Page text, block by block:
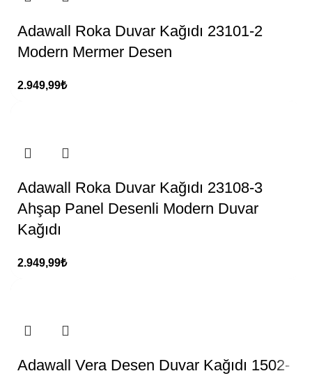
Adawall Roka Duvar Kağıdı 23101-2
Modern Mermer Desen
2.949,99₺
Adawall Roka Duvar Kağıdı 23108-3
Ahşap Panel Desenli Modern Duvar
Kağıdı
2.949,99₺
Adawall Vera Desen Duvar Kağıdı 1502-